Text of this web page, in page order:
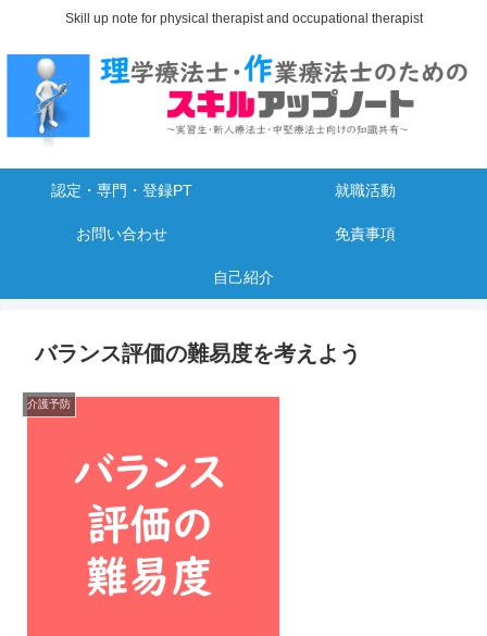
Skill up note for physical therapist and occupational therapist
認定・専門・登録PT 就職活動
お問い合わせ 免責事項
自己紹介
バランス評価の難易度を考えよう
介護予防